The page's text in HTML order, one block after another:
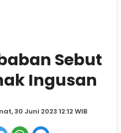
Sebut
Ingusan
30 Juni 2023 12:12 WIB